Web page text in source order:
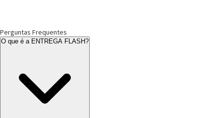
Perguntas Frequentes
O que é a ENTREGA FLASH?